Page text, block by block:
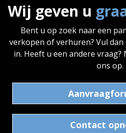
Wij geven u
Bent u op zoek naar een
verkopen of verhuren? Vul
in. Heeft u een andere vraag?
ons op.
Contact